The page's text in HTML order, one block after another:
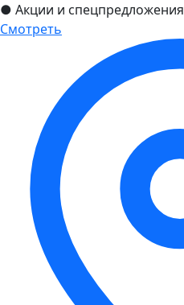
● Акции и
Смотреть